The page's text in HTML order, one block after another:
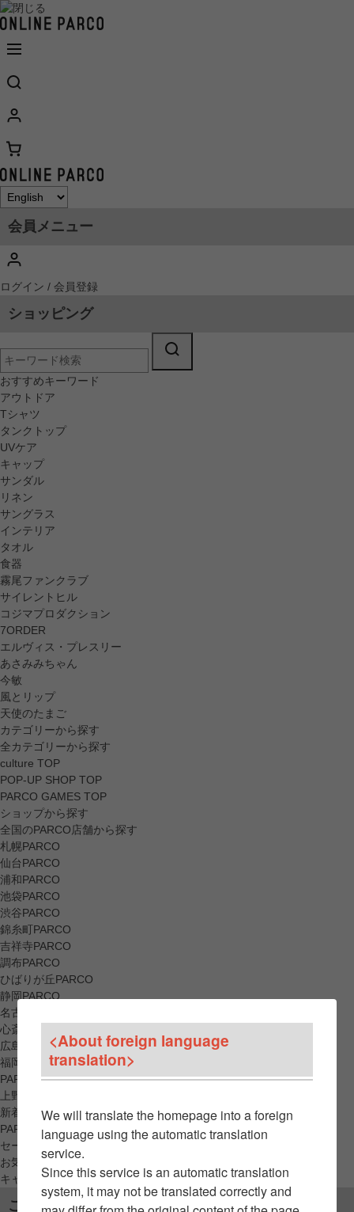
会員メニュー
ログイン / 会員登録
ショッピング
おすすめキーワード
アウトドア
Tシャツ
タンクトップ
UVケア
キャップ
サンダル
リネン
サングラス
インテリア
タオル
食器
霧尾ファンクラブ
サイレントヒル
コジマプロダクション
7ORDER
エルヴィス・プレスリー
あさみみちゃん
今敏
風とリップ
天使のたまご
カテゴリーから探す
全カテゴリーから探す
culture TOP
POP-UP SHOP TOP
PARCO GAMES TOP
ショップから探す
全国のPARCO店舗から探す
札幌PARCO
仙台PARCO
浦和PARCO
池袋PARCO
渋谷PARCO
錦糸町PARCO
吉祥寺PARCO
調布PARCO
ひばりが丘PARCO
静岡PARCO
名古屋PARCO
心斎橋PARCO
広島PARCO
福岡PARCO
PARCO_ya
上野
新着アイテムから探す
PARCO限定アイテムから探す
セールアイテムから探す
お気に入りから探す
キャンペーン/クーポン対象から探す
ご利用案内
<About foreign language
translation>
We will translate the homepage into a foreign
language using the automatic translation
service.
Since this service is an automatic translation
system, it may not be translated correctly and